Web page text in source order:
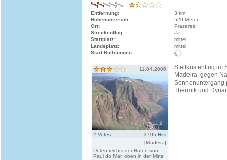
Entfernung:
3 km
Höhenuntersch.:
520 Meter
Ort:
Prazeres
Streckenflug:
Ja
Startplatz:
mittel
Landeplatz:
mittel
Start Richtungen:
11.04.2006
2 Votes 3795 Hits
[Madeira]
Unten rechts der Hafen von
Paul do Mar, oben in der Mitte
Steilküstenflug im
Madeira, gegen
Sonnenuntergang
Thermik und